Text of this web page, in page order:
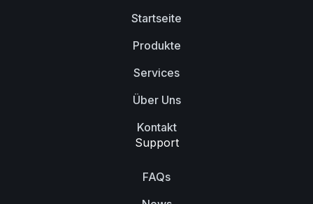
Startseite
Produkte
Services
Über Uns
Kontakt
Support
FAQs